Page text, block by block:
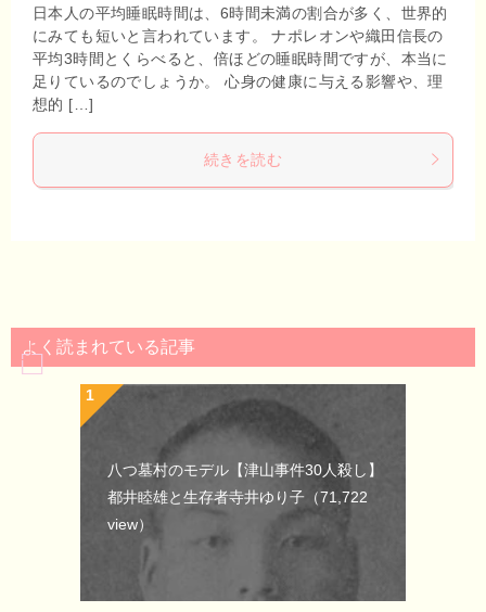
日本人の平均睡眠時間は、6時間未満の割合が多く、世界的
にみても短いと言われています。 ナポレオンや織田信長の
平均3時間とくらべると、倍ほどの睡眠時間ですが、本当に
足りているのでしょうか。 心身の健康に与える影響や、理
想的 […]
続きを読む
よく読まれている記事
八つ墓村のモデル【津山事件30人殺し】
都井睦雄と生存者寺井ゆり子 （71,722
view）